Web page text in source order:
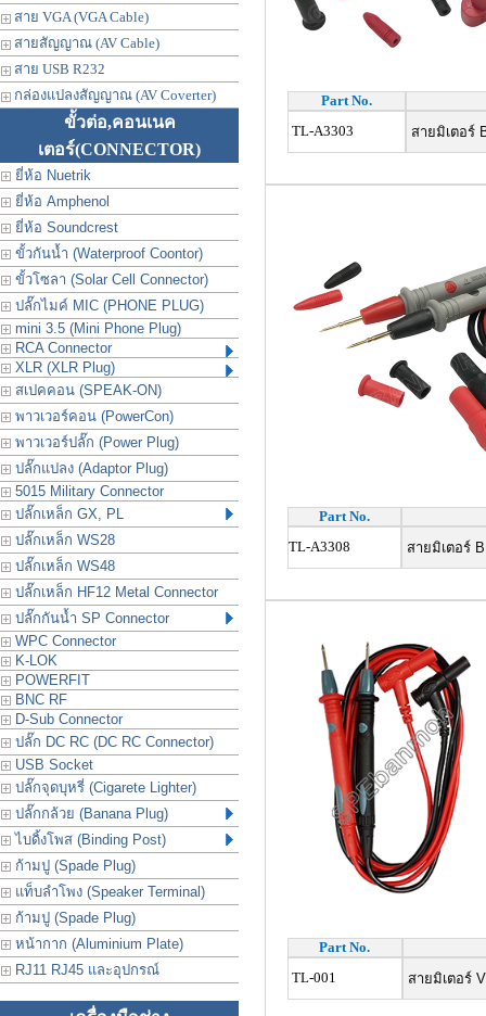
สาย VGA (VGA Cable)
สายสัญญาณ (AV Cable)
สาย USB R232
กล่องแปลงสัญญาณ (AV Coverter)
ขั้วต่อ,คอนเนค
เตอร์(CONNECTOR)
ยี่ห้อ Nuetrik
ยี่ห้อ Amphenol
ยี่ห้อ Soundcrest
ขั้วกันน้ำ (Waterproof Coontor)
ขั้วโซลา (Solar Cell Connector)
ปลั๊กไมค์ MIC (PHONE PLUG)
mini 3.5 (Mini Phone Plug)
RCA Connector
XLR (XLR Plug)
สเปคคอน (SPEAK-ON)
พาวเวอร์คอน (PowerCon)
พาวเวอร์ปลั๊ก (Power Plug)
ปลั๊กแปลง (Adaptor Plug)
5015 Military Connector
ปลั๊กเหล็ก GX, PL
ปลั๊กเหล็ก WS28
ปลั๊กเหล็ก WS48
ปลั๊กเหล็ก HF12 Metal Connector
ปลั๊กกันน้ำ SP Connector
WPC Connector
K-LOK
POWERFIT
BNC RF
D-Sub Connector
ปลั๊ก DC RC (DC RC Connector)
USB Socket
ปลั๊กจุดบุหรี่ (Cigarete Lighter)
ปลั๊กกล้วย (Banana Plug)
ไบดิ้งโพส (Binding Post)
ก้ามปู (Spade Plug)
แท็บลำโพง (Speaker Terminal)
ก้ามปู (Spade Plug)
หน้ากาก (Aluminium Plate)
RJ11 RJ45 และอุปกรณ์
Part No.
TL-A3303
สายมิเตอร์
Part No.
TL-A3308
สายมิเตอร์
Part No.
TL-001
สายมิเตอร์